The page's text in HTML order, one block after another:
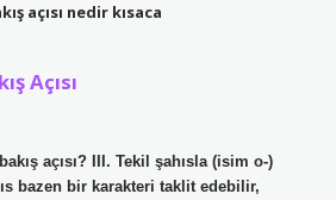
açısı nedir kısaca
Açısı
açısı? III. Tekil şahısla (isim o-)
bazen bir karakteri taklit edebilir,